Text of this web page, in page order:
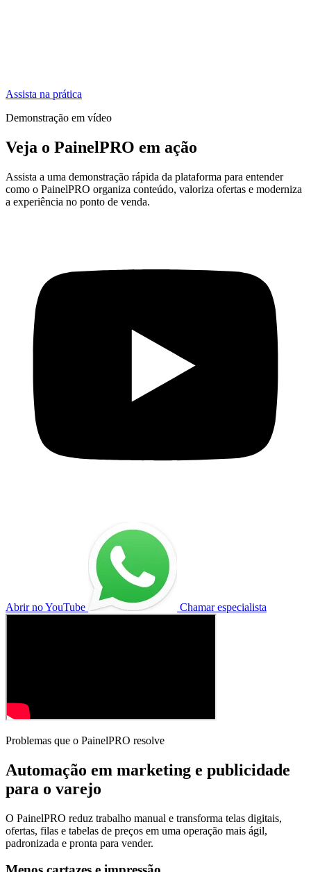
Assista na prática
Demonstração em vídeo
Veja o PainelPRO em ação
Assista a uma demonstração rápida da plataforma para entender
como o PainelPRO organiza conteúdo, valoriza ofertas e moderniza
a experiência no ponto de venda.
Abrir no YouTube Chamar especialista
Problemas que o PainelPRO resolve
Automação em marketing e publicidade
para o varejo
O PainelPRO reduz trabalho manual e transforma telas digitais,
ofertas, filas e tabelas de preços em uma operação mais ágil,
padronizada e pronta para vender.